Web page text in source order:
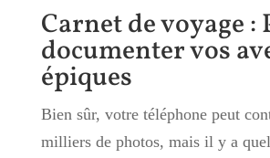
Carnet de voyage :
documenter vos
épiques
Bien sûr, votre téléphone peut
milliers de photos, mais il y a